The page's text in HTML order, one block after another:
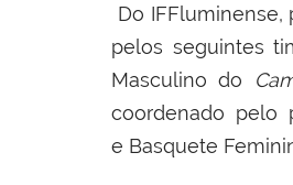
Do
pelos seguintes
Masculino do
coordenado pelo
e Basquete